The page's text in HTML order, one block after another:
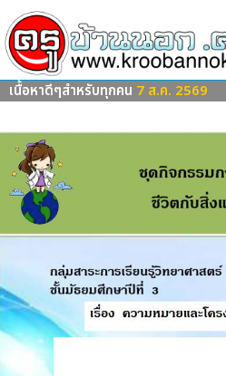
เนื้อหาดีๆสำหรับทุกคน 7 ส.ค. 2569